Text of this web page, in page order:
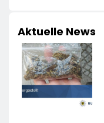
Aktuelle News